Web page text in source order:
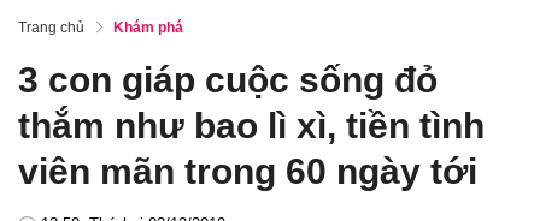
Trang chủ Khám phá
3 con giáp cuộc sống đỏ
thắm như bao lì xì, tiền tình
viên mãn trong 60 ngày tới